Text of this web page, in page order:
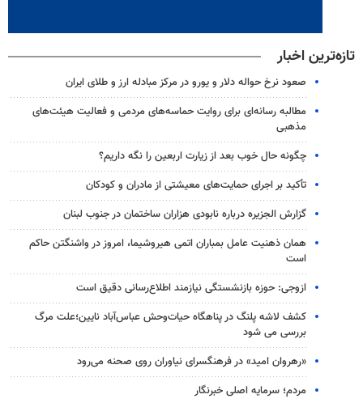
تازه‌ترین اخبار
صعود نرخ حواله دلار و یورو در مرکز مبادله ارز و طلای ایران
مطالبه رسانه‌ای برای روایت حماسه‌های مردمی و فعالیت هیئت‌های
مذهبی
چگونه حال خوب بعد از زیارت اربعین را نگه داریم؟
تأکید بر اجرای حمایت‌های معیشتی از مادران و کودکان
گزارش الجزیره درباره نابودی هزاران ساختمان در جنوب لبنان
همان ذهنیت عامل بمباران اتمی هیروشیما، امروز در واشنگتن حاکم
است
ازوجی: حوزه بازنشستگی نیازمند اطلاع‌رسانی دقیق است
کشف لاشه پلنگ در پناهگاه حیات‌وحش عباس‌آباد نایین؛علت مرگ
بررسی می شود
«رهروان امید» در فرهنگسرای نیاوران روی صحنه می‌رود
مردم؛ سرمایه اصلی خبرنگار